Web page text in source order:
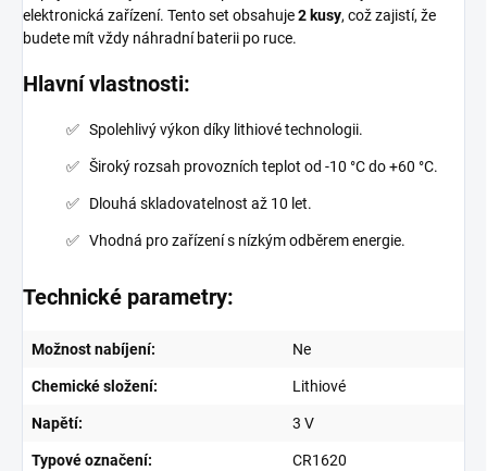
elektronická zařízení. Tento set obsahuje2 kusy, což zajistí, že
budete mít vždy náhradní baterii po ruce.
Hlavní vlastnosti:
Spolehlivý výkon díky lithiové technologii.
Široký rozsah provozních teplot od -10 °C do +60 °C.
Dlouhá skladovatelnost až 10 let.
Vhodná pro zařízení s nízkým odběrem energie.
Technické parametry:
Možnost nabíjení: Ne
Chemické složení: Lithiové
Napětí: 3 V
Typové označení: CR1620